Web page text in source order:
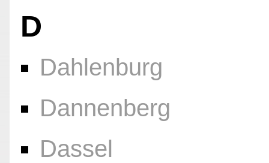
D
Dahlenburg
Dannenberg
Dassel